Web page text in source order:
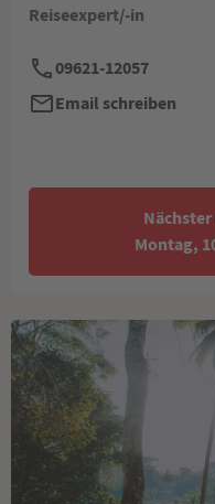
Reiseexpert/-in
09621-12057
Email schreiben
Montag,